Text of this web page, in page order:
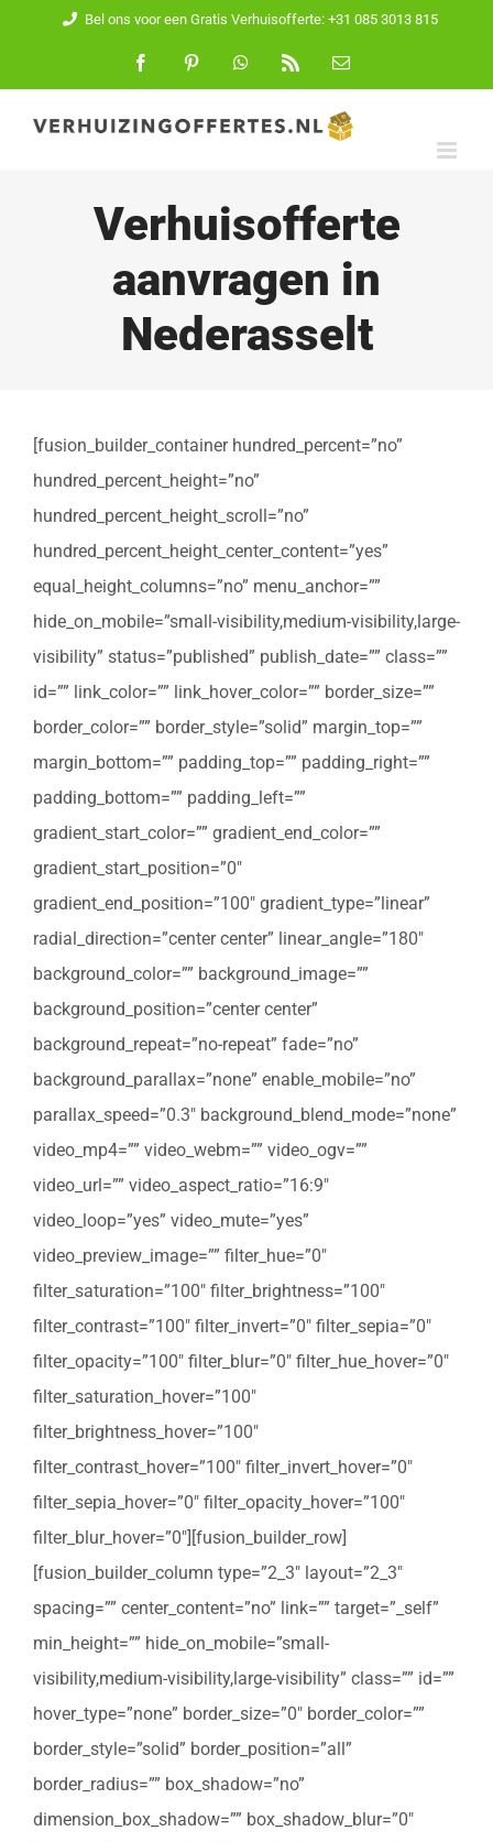
inhoud
Bel ons voor een Gratis Verhuisofferte: +31 085 3013 815
FacebookPinterest WhatsApp
E-
Verhuisofferte
aanvragen in
Nederasselt
[fusion_builder_container hundred_percent=”no”
hundred_percent_height=”no”
hundred_percent_height_scroll=”no”
hundred_percent_height_center_content=”yes”
equal_height_columns=”no” menu_anchor=””
hide_on_mobile=”small-visibility,medium-visibility,large-
visibility” status=”published” publish_date=”” class=””
id=”” link_color=”” link_hover_color=”” border_size=””
border_color=”” border_style=”solid” margin_top=””
margin_bottom=”” padding_top=”” padding_right=””
padding_bottom=”” padding_left=””
gradient_start_color=”” gradient_end_color=””
gradient_start_position=”0″
gradient_end_position=”100″ gradient_type=”linear”
radial_direction=”center center” linear_angle=”180″
background_color=”” background_image=””
background_position=”center center”
background_repeat=”no-repeat” fade=”no”
background_parallax=”none” enable_mobile=”no”
parallax_speed=”0.3″ background_blend_mode=”none”
video_mp4=”” video_webm=”” video_ogv=””
video_url=”” video_aspect_ratio=”16:9″
video_loop=”yes” video_mute=”yes”
video_preview_image=”” filter_hue=”0″
filter_saturation=”100″ filter_brightness=”100″
filter_contrast=”100″ filter_invert=”0″ filter_sepia=”0″
filter_opacity=”100″ filter_blur=”0″ filter_hue_hover=”0″
filter_saturation_hover=”100″
filter_brightness_hover=”100″
filter_contrast_hover=”100″ filter_invert_hover=”0″
filter_sepia_hover=”0″ filter_opacity_hover=”100″
filter_blur_hover=”0″][fusion_builder_row]
[fusion_builder_column type=”2_3″ layout=”2_3″
spacing=”” center_content=”no” link=”” target=”_self”
min_height=”” hide_on_mobile=”small-
visibility,medium-visibility,large-visibility” class=”” id=””
hover_type=”none” border_size=”0″ border_color=””
border_style=”solid” border_position=”all”
border_radius=”” box_shadow=”no”
dimension_box_shadow=”” box_shadow_blur=”0″